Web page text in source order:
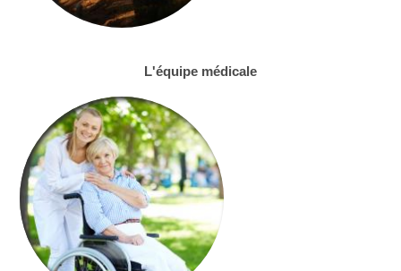
L'équipe médicale